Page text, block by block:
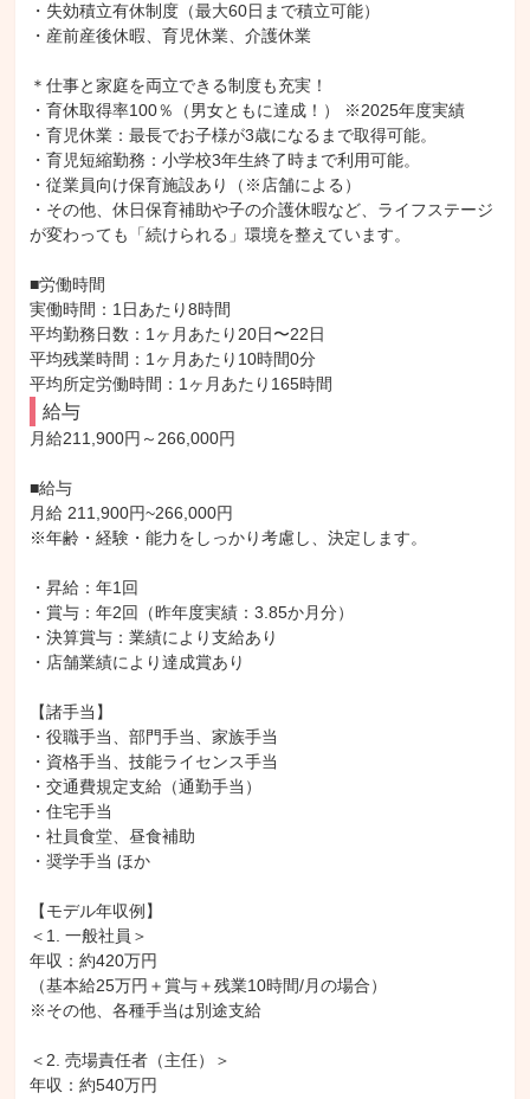
・失効積立有休制度（最大60日まで積立可能）
・産前産後休暇、育児休業、介護休業
＊仕事と家庭を両立できる制度も充実！
・育休取得率100％（男女ともに達成！） ※2025年度実績
・育児休業：最長でお子様が3歳になるまで取得可能。
・育児短縮勤務：小学校3年生終了時まで利用可能。
・従業員向け保育施設あり（※店舗による）
・その他、休日保育補助や子の介護休暇など、ライフステージ
が変わっても「続けられる」環境を整えています。
■労働時間
実働時間：1日あたり8時間
平均勤務日数：1ヶ月あたり20日〜22日
平均残業時間：1ヶ月あたり10時間0分
平均所定労働時間：1ヶ月あたり165時間
給与
月給211,900円～266,000円
■給与
月給 211,900円~266,000円
※年齢・経験・能力をしっかり考慮し、決定します。
・昇給：年1回
・賞与：年2回（昨年度実績：3.85か月分）
・決算賞与：業績により支給あり
・店舗業績により達成賞あり
【諸手当】
・役職手当、部門手当、家族手当
・資格手当、技能ライセンス手当
・交通費規定支給（通勤手当）
・住宅手当
・社員食堂、昼食補助
・奨学手当 ほか
【モデル年収例】
＜1. 一般社員＞
年収：約420万円
（基本給25万円＋賞与＋残業10時間/月の場合）
※その他、各種手当は別途支給
＜2. 売場責任者（主任）＞
年収：約540万円